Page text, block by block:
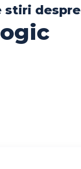
stiri despre